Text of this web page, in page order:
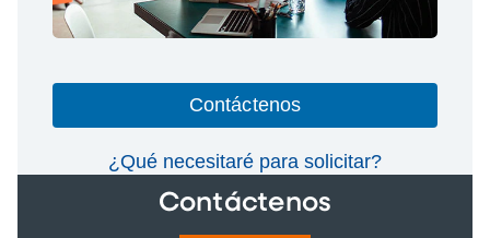
Contáctenos
¿Qué necesitaré para solicitar?
Contáctenos